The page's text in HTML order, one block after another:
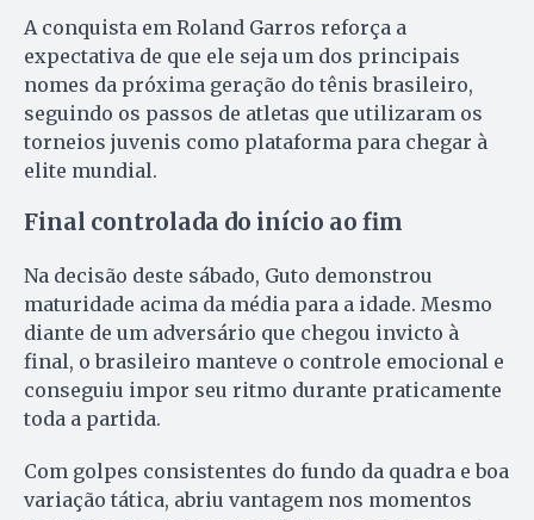
A conquista em Roland Garros reforça a
expectativa de que ele seja um dos principais
nomes da próxima geração do tênis brasileiro,
seguindo os passos de atletas que utilizaram os
torneios juvenis como plataforma para chegar à
elite mundial.
Final controlada do início ao fim
Na decisão deste sábado, Guto demonstrou
maturidade acima da média para a idade. Mesmo
diante de um adversário que chegou invicto à
final, o brasileiro manteve o controle emocional e
conseguiu impor seu ritmo durante praticamente
toda a partida.
Com golpes consistentes do fundo da quadra e boa
variação tática, abriu vantagem nos momentos